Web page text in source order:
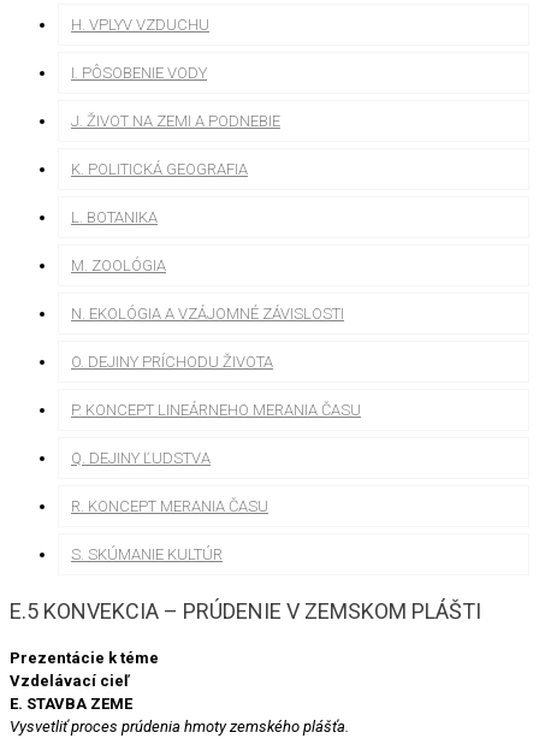
H. VPLYV VZDUCHU
I. PÔSOBENIE VODY
J. ŽIVOT NA ZEMI A PODNEBIE
K. POLITICKÁ GEOGRAFIA
L. BOTANIKA
M. ZOOLÓGIA
N. EKOLÓGIA A VZÁJOMNÉ ZÁVISLOSTI
O. DEJINY PRÍCHODU ŽIVOTA
P. KONCEPT LINEÁRNEHO MERANIA ČASU
Q. DEJINY ĽUDSTVA
R. KONCEPT MERANIA ČASU
S. SKÚMANIE KULTÚR
E.5 KONVEKCIA – PRÚDENIE V ZEMSKOM PLÁŠTI
Prezentácie k téme
Vzdelávací cieľ
E. STAVBA ZEME
Vysvetliť proces prúdenia hmoty zemského plášťa.